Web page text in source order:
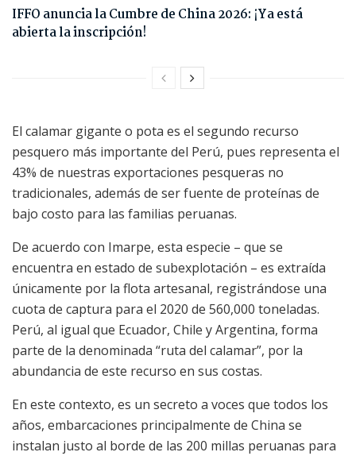
IFFO anuncia la Cumbre de China 2026: ¡Ya está
abierta la inscripción!
El calamar gigante o pota es el segundo recurso
pesquero más importante del Perú, pues representa el
43% de nuestras exportaciones pesqueras no
tradicionales, además de ser fuente de proteínas de
bajo costo para las familias peruanas.
De acuerdo con Imarpe, esta especie – que se
encuentra en estado de subexplotación – es extraída
únicamente por la flota artesanal, registrándose una
cuota de captura para el 2020 de 560,000 toneladas.
Perú, al igual que Ecuador, Chile y Argentina, forma
parte de la denominada “ruta del calamar”, por la
abundancia de este recurso en sus costas.
En este contexto, es un secreto a voces que todos los
años, embarcaciones principalmente de China se
instalan justo al borde de las 200 millas peruanas para